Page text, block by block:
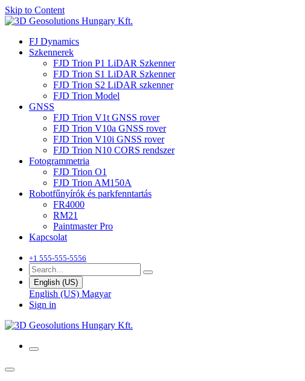
Skip to Content
FJ Dynamics
Szkennerek
FJD Trion P1 LiDAR Szkenner
FJD Trion S1 LiDAR Szkenner
FJD Trion S2 LiDAR szkenner
FJD Trion Model
GNSS
FJD Trion V1t GNSS rover
FJD Trion V10a GNSS rover
FJD Trion V10i GNSS rover
FJD Trion N10 CORS rendszer
Fotogrammetria
FJD Trion O1
FJD Trion AM150A
Robotfűnyírók és parkfenntartás
FR4000
RM21
Paintmaster Pro
Kapcsolat
+1 555-555-5556
English (US)
English (US) Magyar
Sign in